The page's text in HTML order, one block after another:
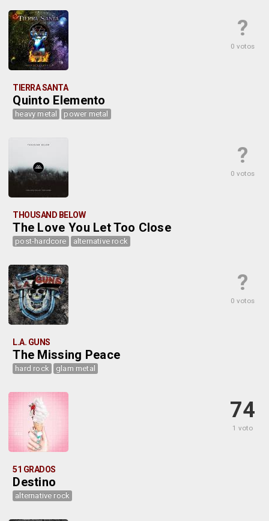
?
0 votos
TIERRA SANTA
Quinto Elemento
heavy metal power metal
?
0 votos
THOUSAND BELOW
The Love You Let Too Close
post-hardcore alternative rock
?
0 votos
L.A. GUNS
The Missing Peace
hard rock glam metal
74
1 voto
51 GRADOS
Destino
alternative rock